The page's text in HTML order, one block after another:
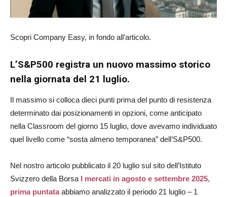
Scopri Company Easy, in fondo all’articolo.
L’S&P500 registra un nuovo massimo storico
nella giornata del 21 luglio.
Il massimo si colloca dieci punti prima del punto di resistenza
determinato dai posizionamenti in opzioni, come anticipato
nella Classroom del giorno 15 luglio, dove avevamo individuato
quel livello come “sosta almeno temporanea” dell’S&P500.
Nel nostro articolo pubblicato il 20 luglio sul sito dell’Istituto
Svizzero della Borsa I mercati in agosto e settembre 2025,
prima puntataabbiamo analizzato il periodo 21 luglio – 1